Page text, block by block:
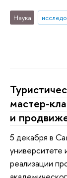
Наука
мастер-
и
5 декабря в
реализации